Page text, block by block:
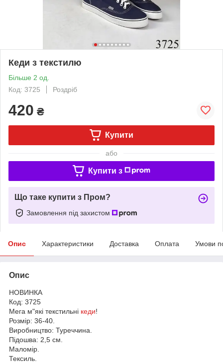
Кеди з текстилю
Більше 2 од.
Код: 3725
Роздріб
420 ₴
Купити
або
Купити з
Що таке купити з Пром?
Замовлення під захистом
Опис Характеристики Доставка Оплата Умови
Опис
НОВИНКА
Код: 3725
Мега м"які текстильні кеди!
Розмір: 36-40.
Виробництво: Туреччина.
Підошва: 2,5 см.
Маломір.
Тексиль.